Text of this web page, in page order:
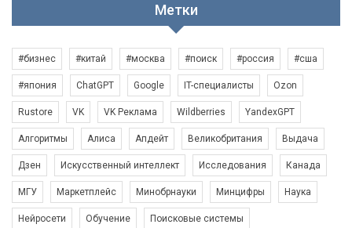
Метки
#бизнес #китай #москва #поиск #россия #сша
#япония ChatGPT Google IT-специалисты Ozon
Rustore VK VK Реклама Wildberries YandexGPT
Алгоритмы Алиса Апдейт Великобритания Выдача
Дзен Искусственный интеллект Исследования Канада
МГУ Маркетплейс Минобрнауки Минцифры Наука
Нейросети Обучение Поисковые системы